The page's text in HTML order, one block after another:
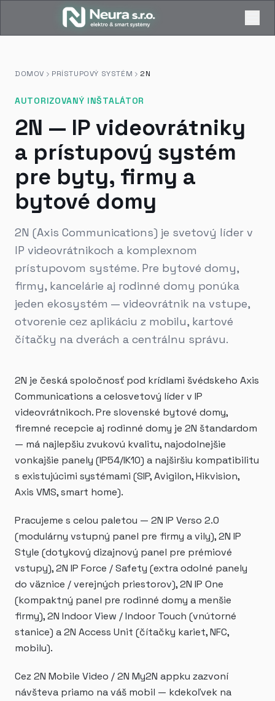
DOMOV PRÍSTUPOVÝ SYSTÉM 2N
AUTORIZOVANÝ INŠTALÁTOR
2N — IP videovrátniky
a prístupový systém
pre byty, firmy a
bytové domy
2N (Axis Communications) je svetový líder v
IP videovrátnikoch a komplexnom
prístupovom systéme. Pre bytové domy,
firmy, kancelárie aj rodinné domy ponúka
jeden ekosystém — videovrátnik na vstupe,
otvorenie cez aplikáciu z mobilu, kartové
čítačky na dverách a centrálnu správu.
2N je česká spoločnosť pod krídlami švédskeho Axis
Communications a celosvetový líder v IP
videovrátnikoch. Pre slovenské bytové domy,
firemné recepcie aj rodinné domy je 2N štandardom
— má najlepšiu zvukovú kvalitu, najodolnejšie
vonkajšie panely (IP54/IK10) a najširšiu kompatibilitu
s existujúcimi systémami (SIP, Avigilon, Hikvision,
Axis VMS, smart home).
Pracujeme s celou paletou — 2N IP Verso 2.0
(modulárny vstupný panel pre firmy a vily), 2N IP
Style (dotykový dizajnový panel pre prémiové
vstupy), 2N IP Force / Safety (extra odolné panely
do väznice / verejných priestorov), 2N IP One
(kompaktný panel pre rodinné domy a menšie
firmy), 2N Indoor View / Indoor Touch (vnútorné
stanice) a 2N Access Unit (čítačky kariet, NFC,
mobilu).
Cez 2N Mobile Video / 2N My2N appku zazvoní
návšteva priamo na váš mobil — kdekoľvek na